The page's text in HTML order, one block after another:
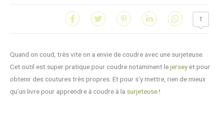
1
Quand on coud, très vite on a envie de coudre avec une surjeteuse.
Cet outil est super pratique pour coudre notamment lejersey et pour
obtenir des coutures très propres. Et pour s’y mettre, rien de mieux
qu’un livre pour apprendre à coudre à la surjeteuse!